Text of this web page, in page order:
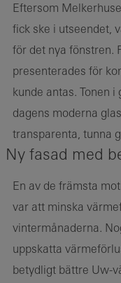
Eftersom
fick ske i utseendet,
för det nya fönstren.
presenterades för
kunde antas. Tonen
dagens moderna
transparenta, tunna
Ny fasad med
En av de främsta
var att minska
vintermånaderna.
uppskatta
betydligt bättre Uw-